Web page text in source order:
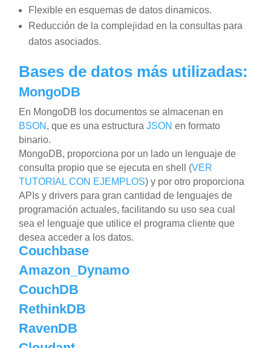
Flexible en esquemas de datos dinamicos.
Reducción de la complejidad en la consultas para
datos asociados.
Bases de datos más utilizadas:
MongoDB
En MongoDB los documentos se almacenan en
BSON , que es una estructuraJSON en formato
binario.
MongoDB, proporciona por un lado un lenguaje de
consulta propio que se ejecuta en shell (VER
TUTORIAL CON EJEMPLOS) y por otro proporciona
APIs y drivers para gran cantidad de lenguajes de
programación actuales, facilitando su uso sea cual
sea el lenguaje que utilice el programa cliente que
desea acceder a los datos.
Couchbase
Amazon_Dynamo
CouchDB
RethinkDB
RavenDB